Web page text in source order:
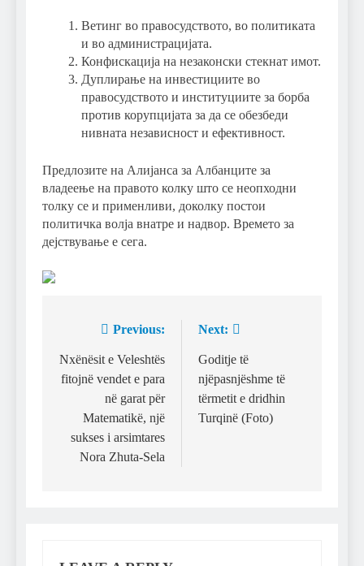
Ветинг во правосудството, во политиката
и во администрацијата.
Конфискација на незаконски стекнат имот.
Дуплирање на инвестициите во
правосудството и институциите за борба
против корупцијата за да се обезбеди
нивната независност и ефективност.
Предлозите на Алијанса за Албанците за
владеење на правото колку што се неопходни
толку се и применливи, доколку постои
политичка волја внатре и надвор. Времето за
дејствување е сега.
navigation
Previous:
Nxënësit e Veleshtës
fitojnë vendet e para
në garat për
Matematikë, një
sukses i arsimtares
Nora Zhuta-Sela
Next:
Goditje të
njëpasnjëshme të
tërmetit e dridhin
Turqinë (Foto)